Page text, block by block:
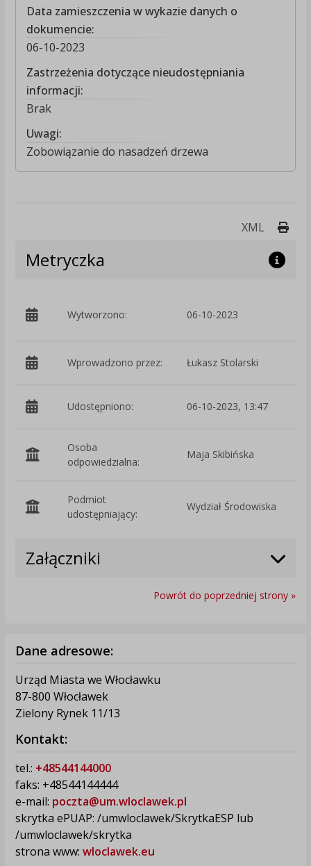
Data zamieszczenia w wykazie danych o
dokumencie:
06-10-2023
Zastrzeżenia dotyczące nieudostępniania
informacji:
Brak
Uwagi:
Zobowiązanie do nasadzeń drzewa
XML
Metryczka
Wytworzono: 06-10-2023
Wprowadzono przez: Łukasz Stolarski
Udostępniono: 06-10-2023, 13:47
Osoba
odpowiedzialna:
Maja Skibińska
Podmiot
udostępniający:
Wydział Środowiska
Załączniki
Powrót do poprzedniej strony »
Dane adresowe:
Urząd Miasta we Włocławku
87-800 Włocławek
Zielony Rynek 11/13
Kontakt:
tel.: +48544144000
faks: +48544144444
e-mail: poczta@um.wloclawek.pl
skrytka ePUAP: /umwloclawek/SkrytkaESP lub
/umwloclawek/skrytka
strona www: wloclawek.eu